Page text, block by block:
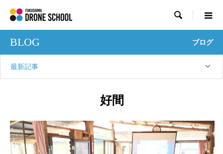

BLOG ブログ
最新記事
好間